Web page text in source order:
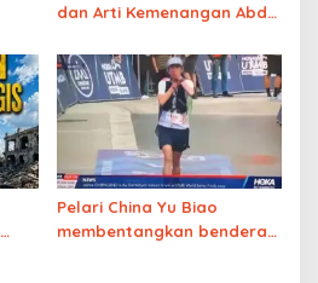
dan Arti Kemenangan Abdul
Pelari China Yu Biao
membentangkan bendera